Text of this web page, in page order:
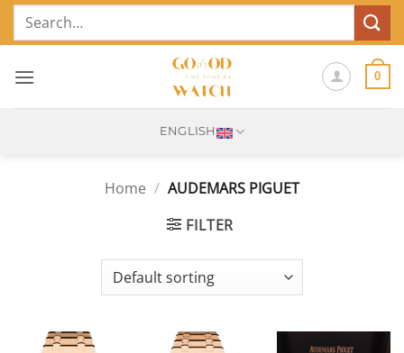
SkipSearch
0
ENGLISH
Home / AUDEMARS PIGUET
FILTER